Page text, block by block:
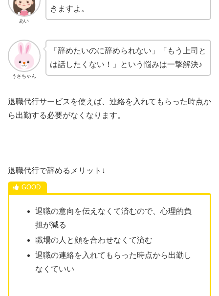
あい
きますよ。
うさちゃん
「辞めたいのに辞められない」「もう上司と
は話したくない！」という悩みは一撃解決♪
退職代行サービスを使えば、連絡を入れてもらった時点か
ら出勤する必要がなくなります。
退職代行で辞めるメリット↓
退職の意向を伝えなくて済むので、心理的負
担が減る
職場の人と顔を合わせなくて済む
退職の連絡を入れてもらった時点から出勤し
なくていい